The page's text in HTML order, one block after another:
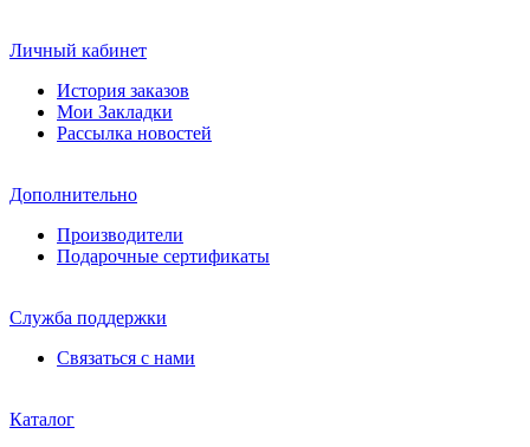
Личный кабинет
История заказов
Мои Закладки
Рассылка новостей
Дополнительно
Производители
Подарочные сертификаты
Служба поддержки
Связаться с нами
Каталог